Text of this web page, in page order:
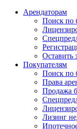
Арендаторам
Поиск по
Оставить
Покупателям
Поиск по
Права
Продажа
Лизинг